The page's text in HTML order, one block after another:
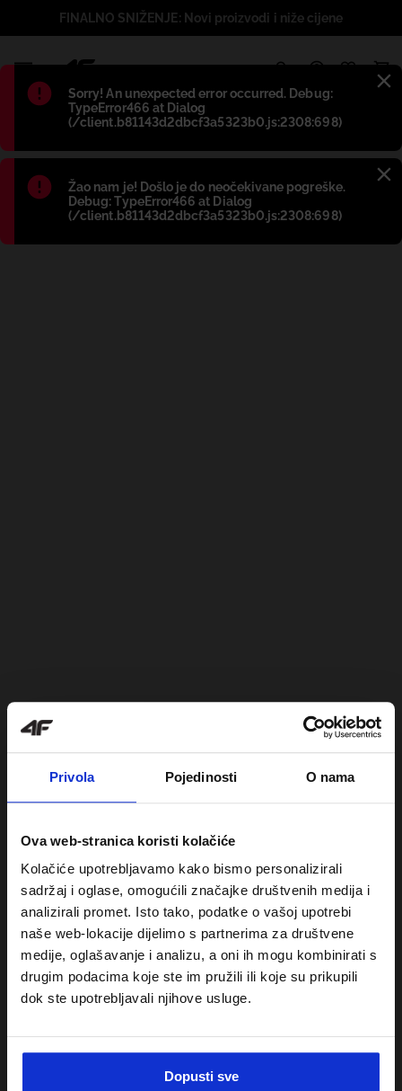
Privola Pojedinosti O nama
Ova web-stranica koristi kolačiće
Kolačiće upotrebljavamo kako bismo personalizirali
sadržaj i oglase, omogućili značajke društvenih medija i
analizirali promet. Isto tako, podatke o vašoj upotrebi
naše web-lokacije dijelimo s partnerima za društvene
medije, oglašavanje i analizu, a oni ih mogu kombinirati s
drugim podacima koje ste im pružili ili koje su prikupili
dok ste upotrebljavali njihove usluge.
Dopusti sve
Błąd:
Sorry! An unexpected error occurred. Debug:
TypeError466 at Dialog
(/client.b81143d2dbcf3a5323b0.js:2308:698)
Błąd:
Žao nam je! Došlo je do neočekivane pogreške.
Debug: TypeError466 at Dialog
(/client.b81143d2dbcf3a5323b0.js:2308:698)
FINALNO SNIŽENJE: Novi proizvodi i niže cijene